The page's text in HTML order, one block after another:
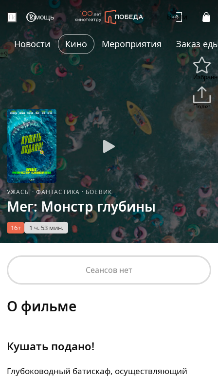
Помощь Войти
Новости Кино Мероприятия Заказ
+9
УЖАСЫ ·ФАНТАСТИКА · БОЕВИК
Мег: Монстр глубины
16+ 1 ч. 53 мин.
Сеансов нет
О фильме
Кушать подано!
Глубоководный батискаф, осуществляющий